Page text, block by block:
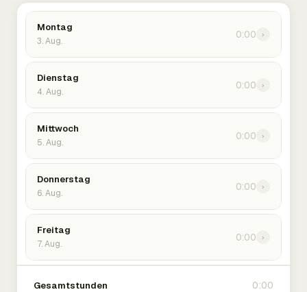
Montag
3. Aug.
0:00 ›
Dienstag
4. Aug.
0:00 ›
Mittwoch
5. Aug.
0:00 ›
Donnerstag
6. Aug.
0:00 ›
Freitag
7. Aug.
0:00 ›
Gesamtstunden 0:00